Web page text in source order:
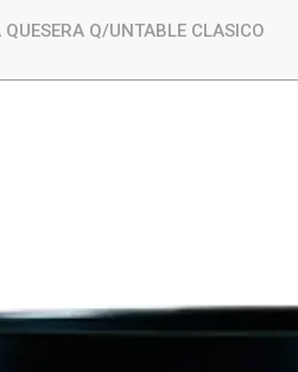
QUESERA Q/UNTABLE CLASICO